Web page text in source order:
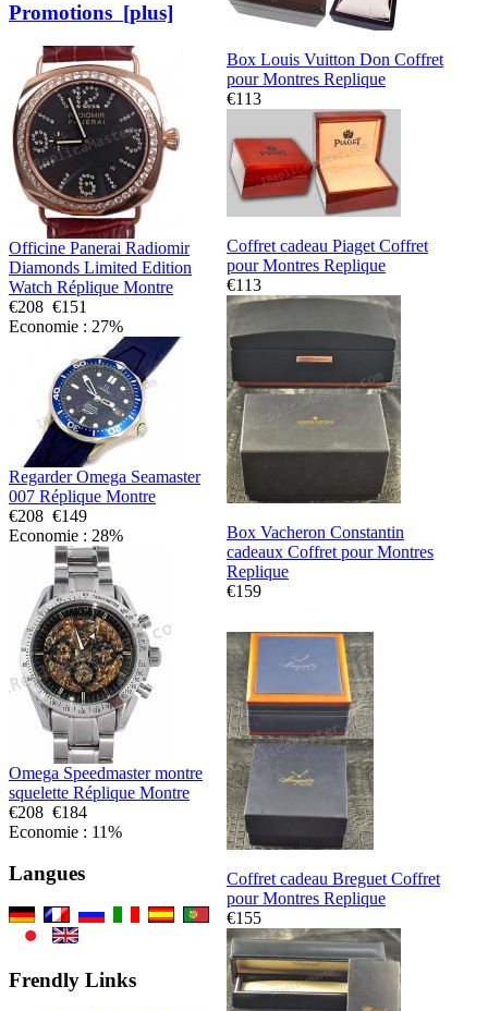
Promotions [plus]
Officine Panerai Radiomir
Diamonds Limited Edition
Watch Réplique Montre
€208 €151
Economie : 27%
Regarder Omega Seamaster
007 Réplique Montre
€208 €149
Economie : 28%
Omega Speedmaster montre
squelette Réplique Montre
€208 €184
Economie : 11%
Langues
Frendly Links
Box Louis Vuitton Don Coffret
pour Montres Replique
€113
Coffret cadeau Piaget Coffret
pour Montres Replique
€113
Box Vacheron Constantin
cadeaux Coffret pour Montres
Replique
€159
Coffret cadeau Breguet Coffret
pour Montres Replique
€155